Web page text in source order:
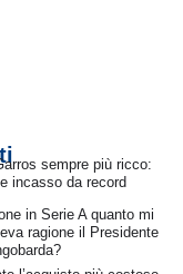
sempre più ricco:
incasso da record
in Serie A quanto mi
ragione il Presidente